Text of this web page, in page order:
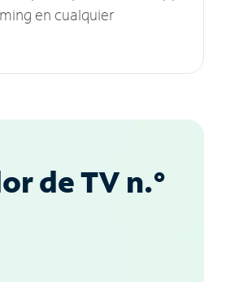
en cualquier
de TV n.°